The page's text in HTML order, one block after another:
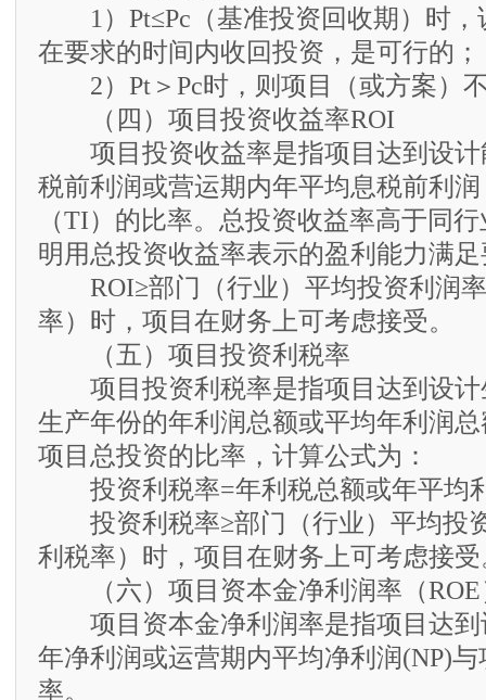
1）Pt≤Pc（基准投资回收期）时，
在要求的时间内收回投资，是可行的；
2）Pt＞Pc时，则项目（或方案）
（四）项目投资收益率ROI
项目投资收益率是指项目达到设计
税前利润或营运期内年平均息税前利
（TI）的比率。总投资收益率高于同
明用总投资收益率表示的盈利能力满
ROI≥部门（行业）平均投资利润率
率）时，项目在财务上可考虑接受。
（五）项目投资利税率
项目投资利税率是指项目达到设计
生产年份的年利润总额或平均年利润
项目总投资的比率，计算公式为：
投资利税率=年利税总额或年平均
投资利税率≥部门（行业）平均投
利税率）时，项目在财务上可考虑接受
（六）项目资本金净利润率（ROE
项目资本金净利润率是指项目达到
年净利润或运营期内平均净利润(NP)
率。